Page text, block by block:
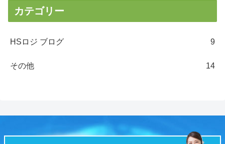
カテゴリー
HSロジ ブログ 9
その他 14